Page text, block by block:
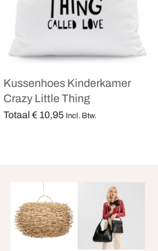
Kussenhoes Kinderkamer
Crazy Little Thing
Totaal € 10,95 Incl. Btw.